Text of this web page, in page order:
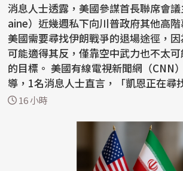
消息人士透露，美國參謀首長聯席會
aine）近幾週私下向川普政府其他高階
美國需要尋找伊朗戰爭的退場途徑，
可能適得其反，僅靠空中武力也不太
的目標。 美國有線電視新聞網（CNN）今天（8日）報
導，1名消息人士直言，「凱恩正在尋
徑」。...
16 小時